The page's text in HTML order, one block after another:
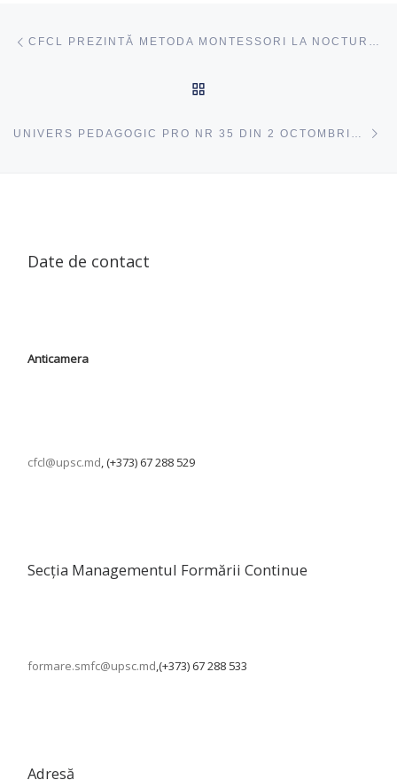
Navigare articole
CFCL PREZINTĂ METODA MONTESSORI LA NOCTURNA BIBLIOTECILOR
Date de contact
Anticamera
cfcl@upsc.md, (+373) 67 288 529
Secția Managementul Formării Continue
formare.smfc@upsc.md,(+373) 67 288 533
Adresă